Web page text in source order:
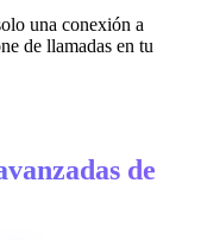
una conexión a
de llamadas en tu
de